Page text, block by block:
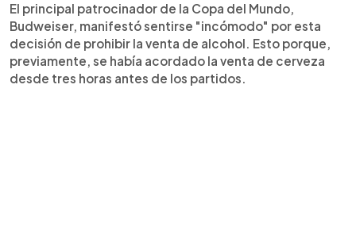
El principal patrocinador de la Copa del Mundo,
Budweiser, manifestó sentirse "incómodo" por esta
decisión de prohibir la venta de alcohol. Esto porque,
previamente, se había acordado la venta de cerveza
desde tres horas antes de los partidos.